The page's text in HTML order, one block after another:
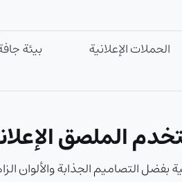
الحملات الإعلانية بيئة
الملصق
بفضل التصاميم الجذابة والألوان